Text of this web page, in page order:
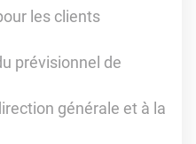
les clients
prévisionnel de
générale et à la